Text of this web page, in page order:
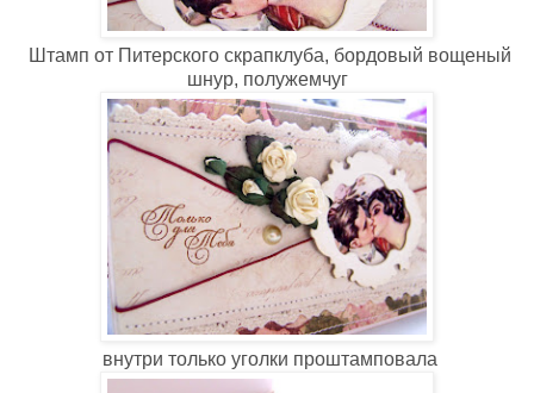
Штамп от Питерского скрапклуба, бордовый вощеный
шнур, полужемчуг
внутри только уголки проштамповала